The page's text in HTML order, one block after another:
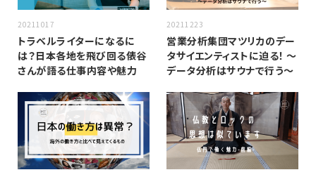
20211017
トラベルライターになるに
は？日本各地を飛び回る俵谷
さんが語る仕事内容や魅力
20211223
営業分析集団マツリカのデー
タサイエンティストに迫る！ 〜
データ分析はサウナで行う〜